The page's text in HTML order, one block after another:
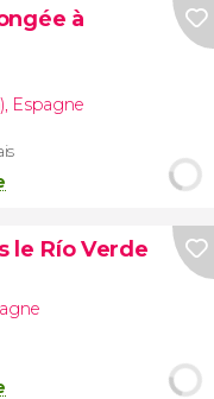
à
Espagne
le Río Verde